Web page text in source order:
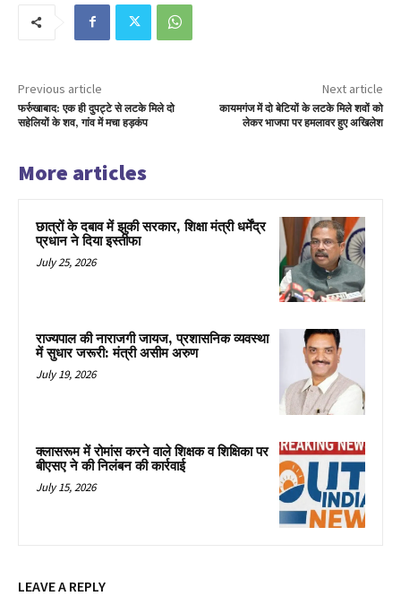
Previous article
फर्रुखाबाद: एक ही दुपट्टे से लटके मिले दो
सहेलियों के शव, गांव में मचा हड़कंप
Next article
कायमगंज में दो बेटियों के लटके मिले शवों को
लेकर भाजपा पर हमलावर हुए अखिलेश
More articles
छात्रों के दबाव में झुकी सरकार, शिक्षा मंत्री धर्मेंद्र
प्रधान ने दिया इस्तीफा
July 25, 2026
राज्यपाल की नाराजगी जायज, प्रशासनिक व्यवस्था
में सुधार जरूरी: मंत्री असीम अरुण
July 19, 2026
क्लासरूम में रोमांस करने वाले शिक्षक व शिक्षिका पर
बीएसए ने की निलंबन की कार्रवाई
July 15, 2026
LEAVE A REPLY